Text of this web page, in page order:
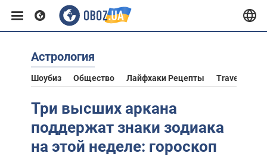
Европа
США
Азия
Астрология
Шоубиз Общество Лайфхаки Рецепты Travel
Три высших аркана
поддержат знаки зодиака
на этой неделе: гороскоп